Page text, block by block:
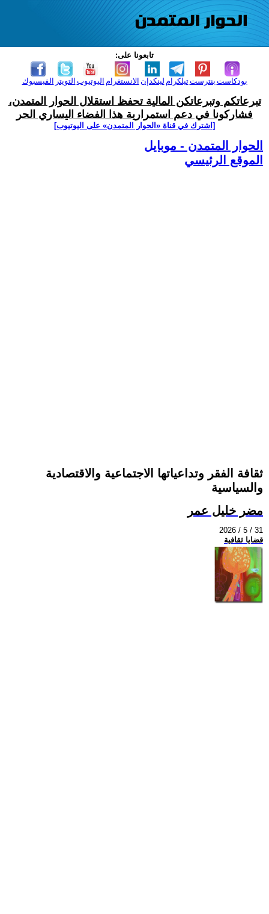
تابعونا على:
الفيسبوك التويتر اليوتيوب الانستغرام لينكدإن تيلكرامبنترست بودكاست
تبرعاتكم وتبرعاتكن المالية تحفظ استقلال الحوار المتمدن،
فشاركونا في دعم استمرارية هذا الفضاء اليساري الحر
[اشترك في قناة ‫«الحوار المتمدن» على اليوتيوب]
الحوار المتمدن - موبايل
الموقع الرئيسي
ثقافة الفقر وتداعياتها الاجتماعية والاقتصادية
والسياسية
مضر خليل عمر
2026 / 5 / 31
قضايا ثقافية